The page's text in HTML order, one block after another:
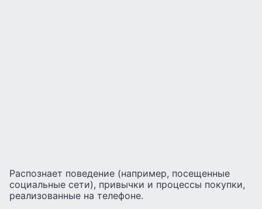
Распознает поведение (например, посещенные
социальные сети), привычки и процессы покупки,
реализованные на телефоне.